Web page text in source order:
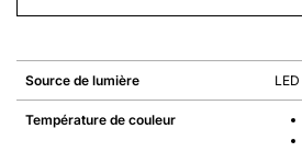
Source de lumière LED
Température de couleur